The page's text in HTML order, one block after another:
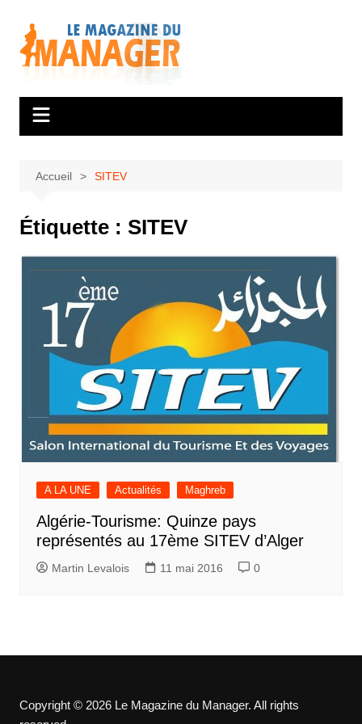
contenu
Accueil SITEV
Étiquette : SITEV
A LA UNE Actualités Maghreb
Algérie-Tourisme: Quinze pays
représentés au 17ème SITEV d’Alger
Martin Levalois 11 mai 2016 0
Copyright © 2026 Le Magazine du Manager. All rights